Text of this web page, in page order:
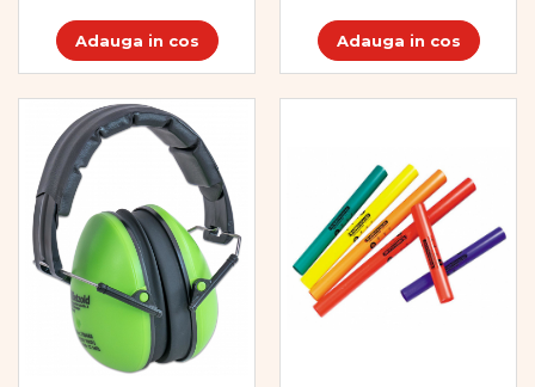
Adauga in cos Adauga in cos